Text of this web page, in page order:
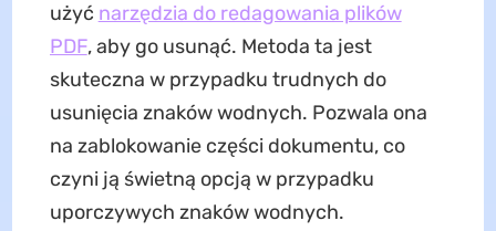
użyć narzędzia do redagowania plików
PDF, aby go usunąć. Metoda ta jest
skuteczna w przypadku trudnych do
usunięcia znaków wodnych. Pozwala ona
na zablokowanie części dokumentu, co
czyni ją świetną opcją w przypadku
uporczywych znaków wodnych.